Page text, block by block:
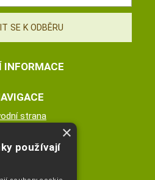
INFORMACE
strana
košík
podmínky
×
používají